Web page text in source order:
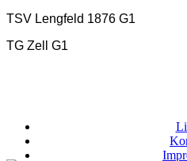
TSV Lengfeld 1876 G1
TG Zell G1